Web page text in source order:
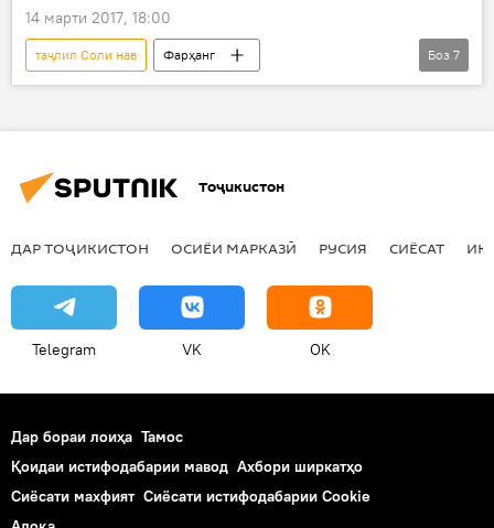
14 марти 2017, 18:00
таҷлил Соли нав
Фарҳанг
Осиёи Марказӣ
Дар ҷаҳон
рӯзи ханда
Дар Русия
Боз 7
Тоҷикистон
ДАР ТОҶИКИСТОН ОСИЁИ МАРКАЗӢ РУСИЯ СИЁСАТ
Telegram VK OK
Дар бораи лоиҳа Тамос
Қоидаи истифодабарии мавод Ахбори ширкатҳо
Сиёсати махфият Сиёсати истифодабарии Cookie